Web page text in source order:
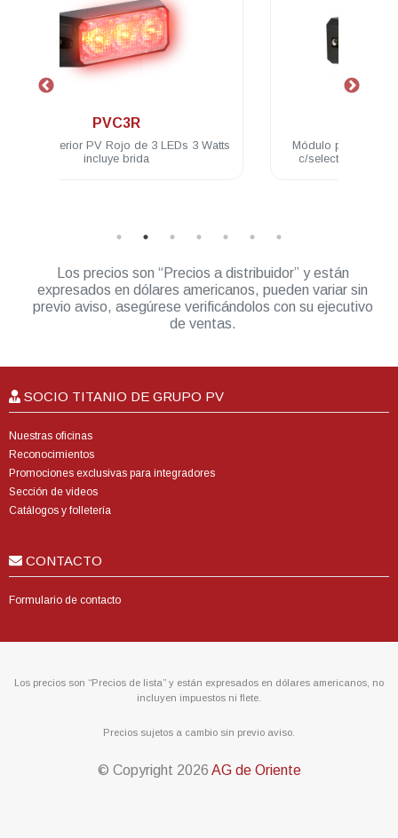
Módulo para exterior PV Ámbar c/4 LED
c/selector de patrones 3W 12/24 VDC
Los precios son “Precios a distribuidor” y están
expresados en dólares americanos, pueden variar sin
previo aviso, asegúrese verificándolos con su ejecutivo
de ventas.
SOCIO TITANIO DE GRUPO PV
Nuestras oficinas
Reconocimientos
Promociones exclusivas para integradores
Sección de videos
Catálogos y folletería
CONTACTO
Formulario de contacto
Los precios son “Precios de lista” y están expresados en dólares americanos, no
incluyen impuestos ni flete.
Precios sujetos a cambio sin previo aviso.
© Copyright 2026 AG de Oriente